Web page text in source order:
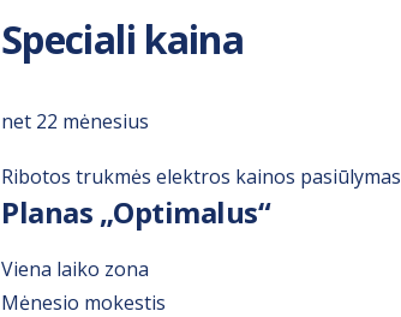
Speciali kaina
net 22 mėnesius
Ribotos trukmės elektros kainos pasiūlymas
Planas „Optimalus“
Viena laiko zona
Mėnesio mokestis